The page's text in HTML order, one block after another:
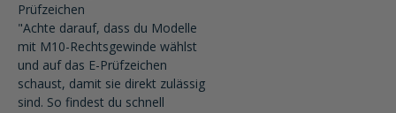
Prüfzeichen
"Achte darauf, dass du Modelle
mit M10-Rechtsgewinde wählst
und auf das E-Prüfzeichen
schaust, damit sie direkt zulässig
sind. So findest du schnell